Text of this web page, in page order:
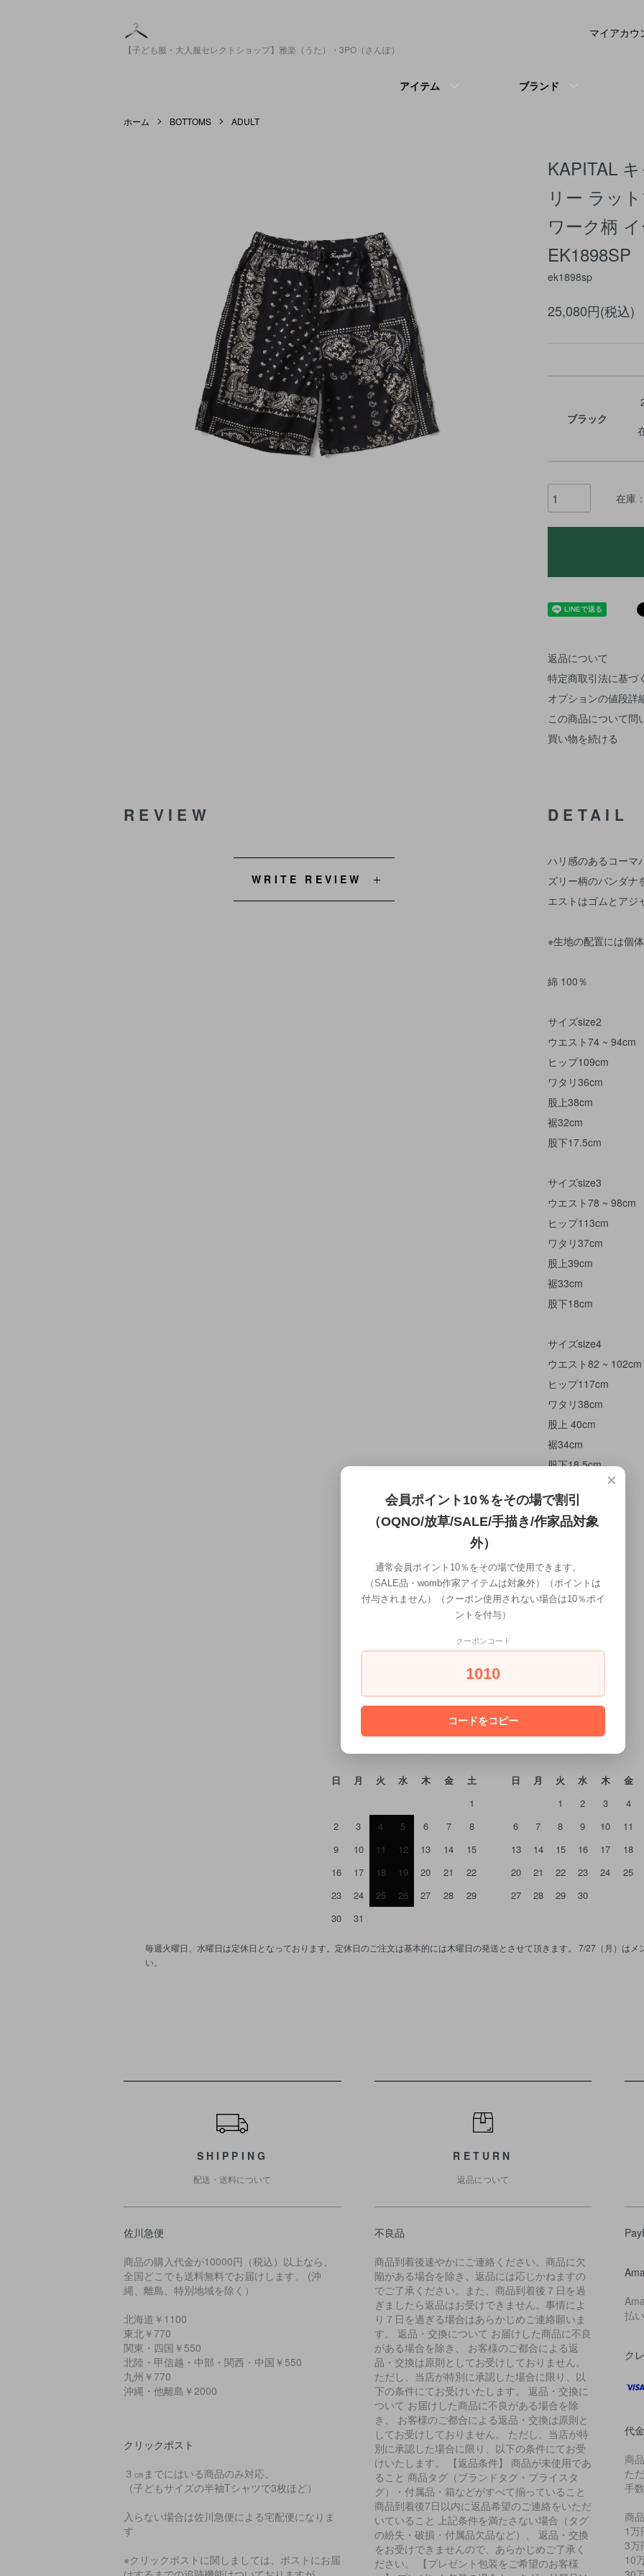
【子ども服・大人服セレクトショップ】雅楽（うた）・3PO（さんぽ）
アイテム ブランド
マイアカウ
ホーム BOTTOMS ADULT
KAPITAL
リー ラッ
ワーク柄
EK1898SP
ek1898sp
25,080円(税込)
ブラック
在庫
返品について
特定商取引法に基づ
オプションの値段詳
この商品について問
買い物を続ける
DETAIL
ハリ感のあるコーマ
ズリー柄のバンダナ
エストはゴムとアジ
※生地の配置には個
綿 100％
サイズsize2
ウエスト74 ~ 94cm
ヒップ109cm
ワタリ36cm
股上38cm
裾32cm
股下17.5cm
サイズsize3
ウエスト78 ~ 98cm
ヒップ113cm
ワタリ37cm
股上39cm
裾33cm
股下18cm
サイズsize4
ウエスト82 ~ 102cm
ヒップ117cm
ワタリ38cm
股上 40cm
裾34cm
股下18.5cm
REVIEW
WRITE REVIEW
CALENDAR
カレンダー
日 月 火 水 木 金
土
1
2
3 4 5 6 7
8
9
10 11 12 13 14
15
16
17 18 19 20 21
22
23
24 25 26 27 28
29
30
31
日 月 火 水 木 金
1
2 3 4
6
7 8 9 10 11
13
14 15 16 17 18
20
21 22 23 24 25
27
28 29 30
毎週火曜日、水曜日は定休日となっております。定休日のご注文は基本的には木曜日の発送とさせて頂きます。 7/27（月）は
い。
SHIPPING
配送・送料について
佐川急便
商品の購入代金が10000円（税込）以上なら、
全国どこでも送料無料でお届けします。 (沖
縄、離島、特別地域を除く）
北海道￥1100
東北￥770
関東・四国￥550
北陸・甲信越・中部・関西・中国￥550
九州￥770
沖縄・他離島￥2000
クリックポスト
３㎝までにはいる商品のみ対応、
（子どもサイズの半袖Tシャツで3枚ほど）
入らない場合は佐川急便による宅配便になりま
す
※クリックポストに関しましては、ポストにお届
RETURN
返品について
不良品
商品到着後速やかにご連絡ください。商品に欠
陥がある場合を除き、返品には応じかねますの
でご了承ください。また、商品到着後７日を過
ぎましたら返品はお受けできません。事情によ
り７日を過ぎる場合はあらかじめご連絡願いま
す。 返品・交換について お届けした商品に不良
がある場合を除き、 お客様のご都合による返
品・交換は原則としてお受けしておりません。
ただし、当店が特別に承認した場合に限り、以
下の条件にてお受けいたします。 返品・交換に
ついて お届けした商品に不良がある場合を除
き、 お客様のご都合による返品・交換は原則と
してお受けしておりません。 ただし、当店が特
別に承認した場合に限り、以下の条件にてお受
けいたします。 【返品条件】 商品が未使用であ
ること 商品タグ（ブランドタグ・プライスタ
グ）・付属品・箱などがすべて揃っていること
商品到着後7日以内に返品希望のご連絡をいただ
いていること 上記条件を満たさない場合（タグ
の紛失・破損・付属品欠品など）、 返品・交換
をお受けできませんので、あらかじめご了承く
ださい。 【プレゼント包装をご希望のお客様
払
ク
代
商
た
手
商
1
3万
10
×
会員ポイント10％をその場で割引
（OQNO/放草/SALE/手描き/作家品対象
外）
通常会員ポイント10％をその場で使用できます。
（SALE品・womb作家アイテムは対象外）（ポイントは
付与されません）（クーポン使用されない場合は10％ポイ
ントを付与）
クーポンコード
1010
コードをコピー